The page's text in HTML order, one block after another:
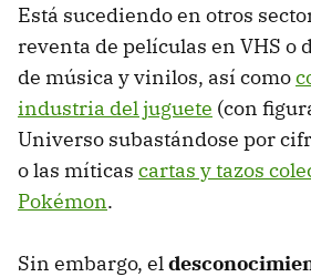
Está sucediendo en otros
reventa de películas en VHS o
de música y vinilos, así como
industria del juguete (con
Universo subastándose por
o las míticas cartas y tazos
Pokémon.
Sin embargo, el